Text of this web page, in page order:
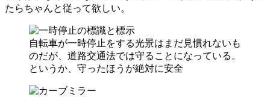
たらちゃんと従って欲しい。
自転車が一時停止をする光景はまだ見慣れないも
のだが、道路交通法では守ることになっている。
というか、守ったほうが絶対に安全